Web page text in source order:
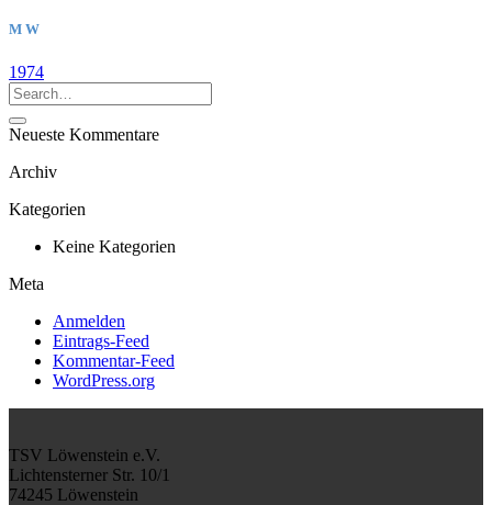
M W
1974
Neueste Kommentare
Archiv
Kategorien
Keine Kategorien
Meta
Anmelden
Eintrags-Feed
Kommentar-Feed
WordPress.org
TSV Löwenstein e.V.
Lichtensterner Str. 10/1
74245 Löwenstein